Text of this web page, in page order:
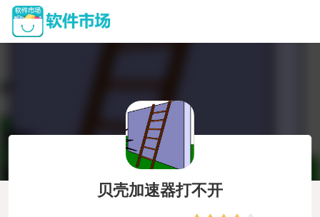
贝壳加速器打不开